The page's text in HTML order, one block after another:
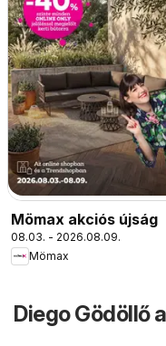
Mömax akciós újság
08.03. - 2026.08.09.
Mömax
Diego Gödöllő